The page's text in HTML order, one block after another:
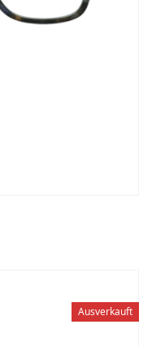
Ausverkauft